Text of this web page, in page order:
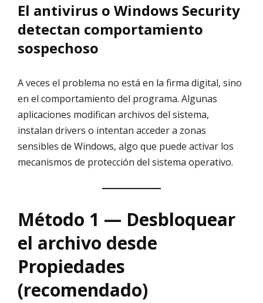
El antivirus o Windows Security
detectan comportamiento
sospechoso
A veces el problema no está en la firma digital, sino
en el comportamiento del programa. Algunas
aplicaciones modifican archivos del sistema,
instalan drivers o intentan acceder a zonas
sensibles de Windows, algo que puede activar los
mecanismos de protección del sistema operativo.
Método 1 — Desbloquear
el archivo desde
Propiedades
(recomendado)